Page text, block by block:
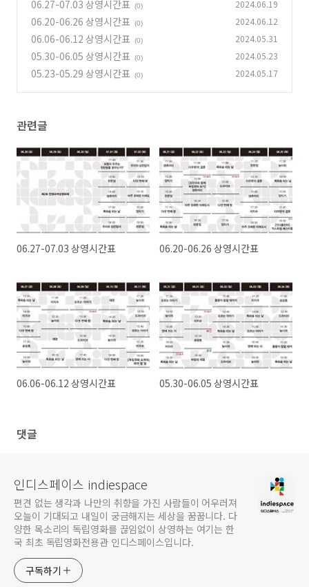
06.27-07.03 상영시간표 (0) 2024.06.19
06.20-06.26 상영시간표 (0) 2024.06.12
06.06-06.12 상영시간표 (0) 2024.05.31
05.30-06.05 상영시간표 (0) 2024.05.23
05.23-05.29 상영시간표 (0) 2024.05.17
관련글
06.27-07.03 상영시간표 06.20-06.26 상영시간표
06.06-06.12 상영시간표 05.30-06.05 상영시간표
댓글
인디스페이스 indiespace
편견 없는 생각과 나만의 취향을 가진 사람들이 어우러져
오늘이 기대되고 내일이 궁금해지는 세상을 꿈꿉니다. 다
양한 목소리의 독립영화를 끊임없이 상영하는 여기는 한
국 최초 독립영화전용관 인디스페이스입니다.
구독하기